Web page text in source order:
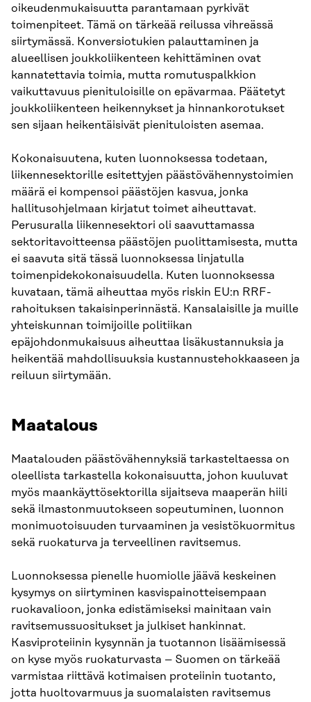
oikeudenmukaisuutta parantamaan pyrkivät
toimenpiteet. Tämä on tärkeää reilussa vihreässä
siirtymässä. Konversiotukien palauttaminen ja
alueellisen joukkoliikenteen kehittäminen ovat
kannatettavia toimia, mutta romutuspalkkion
vaikuttavuus pienituloisille on epävarmaa. Päätetyt
joukkoliikenteen heikennykset ja hinnankorotukset
sen sijaan heikentäisivät pienituloisten asemaa.
Kokonaisuutena, kuten luonnoksessa todetaan,
liikennesektorille esitettyjen päästövähennystoimien
määrä ei kompensoi päästöjen kasvua, jonka
hallitusohjelmaan kirjatut toimet aiheuttavat.
Perusuralla liikennesektori oli saavuttamassa
sektoritavoitteensa päästöjen puolittamisesta, mutta
ei saavuta sitä tässä luonnoksessa linjatulla
toimenpidekokonaisuudella. Kuten luonnoksessa
kuvataan, tämä aiheuttaa myös riskin EU:n RRF-
rahoituksen takaisinperinnästä. Kansalaisille ja muille
yhteiskunnan toimijoille politiikan
epäjohdonmukaisuus aiheuttaa lisäkustannuksia ja
heikentää mahdollisuuksia kustannustehokkaaseen ja
reiluun siirtymään.
Maatalous
Maatalouden päästövähennyksiä tarkasteltaessa on
oleellista tarkastella kokonaisuutta, johon kuuluvat
myös maankäyttösektorilla sijaitseva maaperän hiili
sekä ilmastonmuutokseen sopeutuminen, luonnon
monimuotoisuuden turvaaminen ja vesistökuormitus
sekä ruokaturva ja terveellinen ravitsemus.
Luonnoksessa pienelle huomiolle jäävä keskeinen
kysymys on siirtyminen kasvispainotteisempaan
ruokavalioon, jonka edistämiseksi mainitaan vain
ravitsemussuositukset ja julkiset hankinnat.
Kasviproteiinin kysynnän ja tuotannon lisäämisessä
on kyse myös ruokaturvasta – Suomen on tärkeää
varmistaa riittävä kotimaisen proteiinin tuotanto,
jotta huoltovarmuus ja suomalaisten ravitsemus